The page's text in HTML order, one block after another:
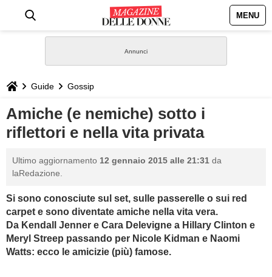
MENU
STILE
BIOGRAFIE
DEFINIZIONI
GASTRONOMIA
CAPELLI
Guide Gossip
Amiche (e nemiche) sotto i
riflettori e nella vita privata
Ultimo aggiornamento 12 gennaio 2015 alle 21:31 da
laRedazione.
Si sono conosciute sul set, sulle passerelle o sui red
carpet e sono diventate amiche nella vita vera.
Da Kendall Jenner e Cara Delevigne a Hillary Clinton e
Meryl Streep passando per Nicole Kidman e Naomi
Watts: ecco le amicizie (più) famose.